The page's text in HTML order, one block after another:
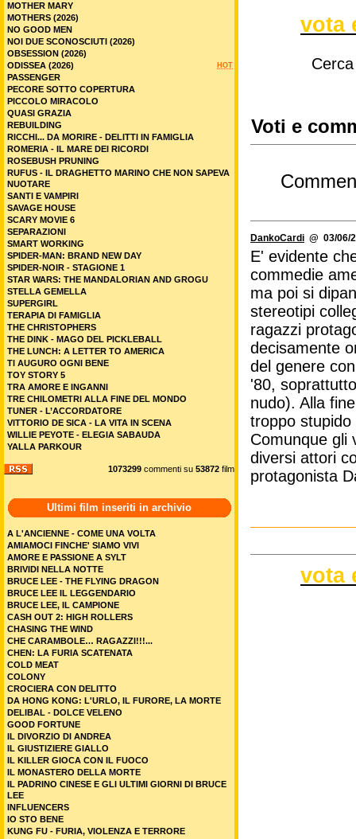
vota
Voti e
DankoCardi @ 03/06/
E' evidente
commedie
ma poi si
stereotipi
ragazzi
decisamente
del genere
'80,
nudo). Alla
troppo
Comunque gli
diversi attori
protagonista
vota
MOTHER MARY
MOTHERS (2026)
NO GOOD MEN
NOI DUE SCONOSCIUTI (2026)
OBSESSION (2026)
HOT
ODISSEA (2026)
PASSENGER
PECORE SOTTO COPERTURA
PICCOLO MIRACOLO
QUASI GRAZIA
REBUILDING
RICCHI... DA MORIRE - DELITTI IN FAMIGLIA
ROMERIA - IL MARE DEI RICORDI
ROSEBUSH PRUNING
RUFUS - IL DRAGHETTO MARINO CHE NON SAPEVA
NUOTARE
SANTI E VAMPIRI
SAVAGE HOUSE
SCARY MOVIE 6
SEPARAZIONI
SMART WORKING
SPIDER-MAN: BRAND NEW DAY
SPIDER-NOIR - STAGIONE 1
STAR WARS: THE MANDALORIAN AND GROGU
STELLA GEMELLA
SUPERGIRL
TERAPIA DI FAMIGLIA
THE CHRISTOPHERS
THE DINK - MAGO DEL PICKLEBALL
THE LUNCH: A LETTER TO AMERICA
TI AUGURO OGNI BENE
TOY STORY 5
TRA AMORE E INGANNI
TRE CHILOMETRI ALLA FINE DEL MONDO
TUNER - L’ACCORDATORE
VITTORIO DE SICA - LA VITA IN SCENA
WILLIE PEYOTE - ELEGIA SABAUDA
YALLA PARKOUR
1073299 commenti su 53872 film
Ultimi film inseriti in archivio
A L'ANCIENNE - COME UNA VOLTA
AMIAMOCI FINCHE' SIAMO VIVI
AMORE E PASSIONE A SYLT
BRIVIDI NELLA NOTTE
BRUCE LEE - THE FLYING DRAGON
BRUCE LEE IL LEGGENDARIO
BRUCE LEE, IL CAMPIONE
CASH OUT 2: HIGH ROLLERS
CHASING THE WIND
CHE CARAMBOLE… RAGAZZI!!!...
CHEN: LA FURIA SCATENATA
COLD MEAT
COLONY
CROCIERA CON DELITTO
DA HONG KONG: L'URLO, IL FURORE, LA MORTE
DELIBAL - DOLCE VELENO
GOOD FORTUNE
IL DIVORZIO DI ANDREA
IL GIUSTIZIERE GIALLO
IL KILLER GIOCA CON IL FUOCO
IL MONASTERO DELLA MORTE
IL PADRINO CINESE E GLI ULTIMI GIORNI DI BRUCE
LEE
INFLUENCERS
IO STO BENE
KUNG FU - FURIA, VIOLENZA E TERRORE